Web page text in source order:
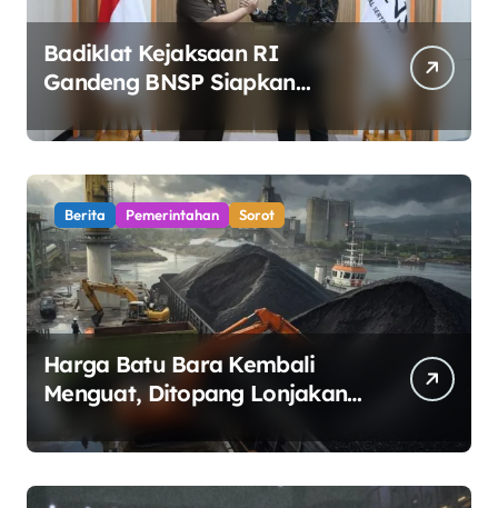
Badiklat Kejaksaan RI
Gandeng BNSP Siapkan
Sertifikasi Profesi Jaksa
Berita Pemerintahan Sorot
Harga Batu Bara Kembali
Menguat, Ditopang Lonjakan
Harga Minyak dan Pasokan
Ketat di China